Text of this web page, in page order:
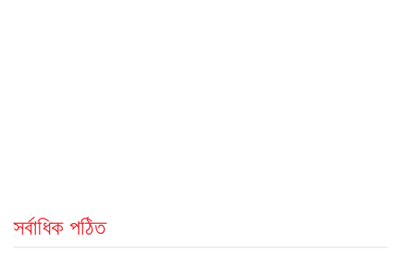
সর্বাধিক পঠিত